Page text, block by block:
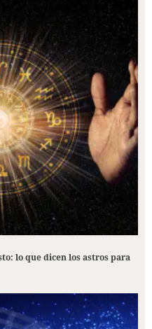
lo que dicen los astros para